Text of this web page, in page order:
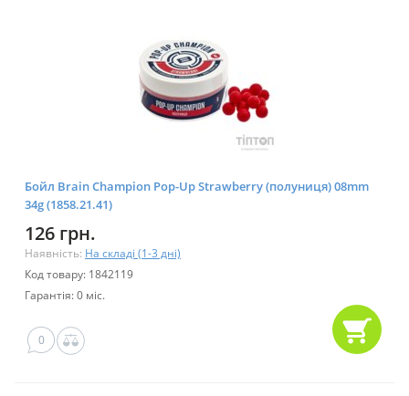
Бойл Brain Champion Pop-Up Strawberry (полуниця) 08mm
34g (1858.21.41)
126 грн.
Наявність: На складі (1-3 дні)
Код товару: 1842119
Гарантія: 0 міс.
0